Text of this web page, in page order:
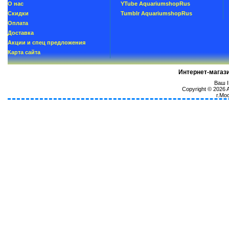
О нас
Скидки
Oплатa
Доставка
Акции и спец предложения
Карта сайта
YTube AquariumshopRus
Tumblr AquariumshopRus
Интернет-
Ваш
Copyright © 2026